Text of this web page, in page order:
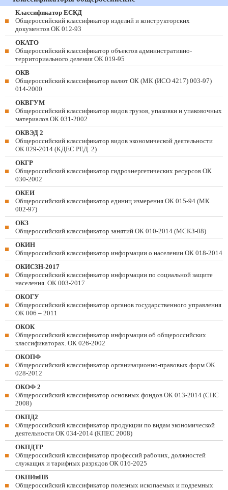
Классификатор ЕСКД
Общероссийский классификатор изделий и конструкторских
документов ОК 012-93
ОКАТО
Общероссийский классификатор объектов административно-
территориального деления ОК 019-95
ОКВ
Общероссийский классификатор валют ОК (МК (ИСО 4217) 003-97)
014-2000
ОКВГУМ
Общероссийский классификатор видов грузов, упаковки и упаковочных
материалов ОК 031-2002
ОКВЭД 2
Общероссийский классификатор видов экономической деятельности
ОК 029-2014 (КДЕС РЕД. 2)
ОКГР
Общероссийский классификатор гидроэнергетических ресурсов ОК
030-2002
ОКЕИ
Общероссийский классификатор единиц измерения ОК 015-94 (МК
002-97)
ОКЗ
Общероссийский классификатор занятий ОК 010-2014 (МСКЗ-08)
ОКИН
Общероссийский классификатор информации о населении ОК 018-2014
ОКИСЗН-2017
Общероссийский классификатор информации по социальной защите
населения. ОК 003-2017
ОКОГУ
Общероссийский классификатор органов государственного управления
ОК 006 – 2011
ОКОК
Общероссийский классификатор информации об общероссийских
классификаторах. ОК 026-2002
ОКОПФ
Общероссийский классификатор организационно-правовых форм ОК
028-2012
ОКОФ 2
Общероссийский классификатор основных фондов ОК 013-2014 (СНС
2008)
ОКПД2
Общероссийский классификатор продукции по видам экономической
деятельности ОК 034-2014 (КПЕС 2008)
ОКПДТР
Общероссийский классификатор профессий рабочих, должностей
служащих и тарифных разрядов ОК 016-2025
ОКПИиПВ
Общероссийский классификатор полезных ископаемых и подземных